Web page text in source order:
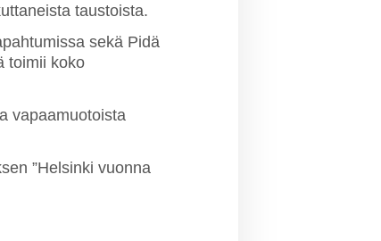
taustoista.
sekä Pidä
toimii koko
vapaamuotoista
”Helsinki vuonna